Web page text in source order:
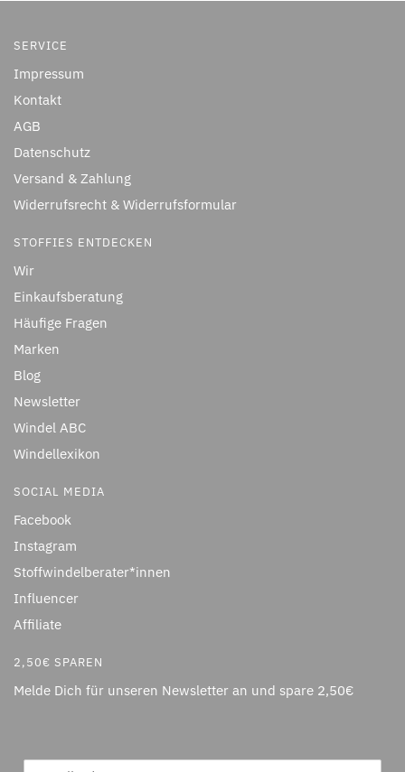
SERVICE
Impressum
Kontakt
AGB
Datenschutz
Versand & Zahlung
Widerrufsrecht & Widerrufsformular
STOFFIES ENTDECKEN
Wir
Einkaufsberatung
Häufige Fragen
Marken
Blog
Newsletter
Windel ABC
Windellexikon
SOCIAL MEDIA
Facebook
Instagram
Stoffwindelberater*innen
Influencer
Affiliate
2,50€ SPAREN
Melde Dich für unseren Newsletter an und spare 2,50€